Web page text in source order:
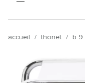
accueil / thonet / b 9